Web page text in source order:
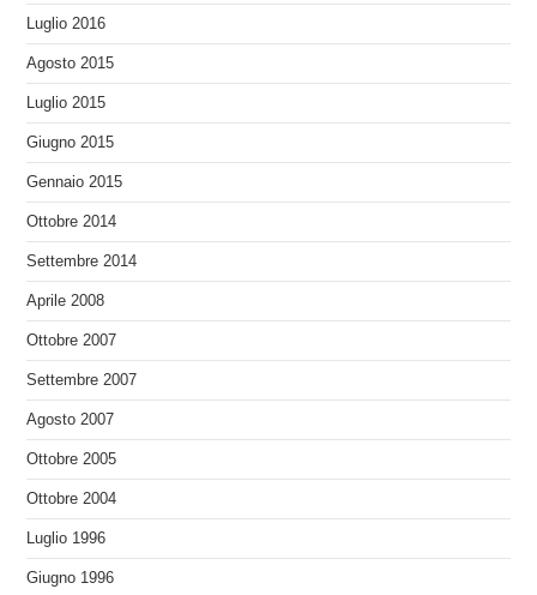
Luglio 2016
Agosto 2015
Luglio 2015
Giugno 2015
Gennaio 2015
Ottobre 2014
Settembre 2014
Aprile 2008
Ottobre 2007
Settembre 2007
Agosto 2007
Ottobre 2005
Ottobre 2004
Luglio 1996
Giugno 1996